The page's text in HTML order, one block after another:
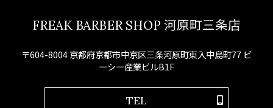
FREAK BARBER SHOP 河原町三条店
〒604-8004 京都府京都市中京区三条河原町東入中島町77 ビ
ーシー産業ビルB1F
TEL